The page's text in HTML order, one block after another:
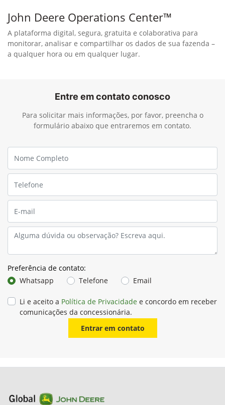
Tecnologias em agricultura de
precisão
da máquina e uma aplicação precisa. Eleve a produtividade
aprimorando todos os aspectos do seu processo de produção.
Desfrute de maior tranquilidade e menos estresse ao
automatizar tarefas repetitivas e permitir diagnósticos
Monitores
linhas de orientação, taxas de aplicação, posicionamento
correto dos insumos.
operação.